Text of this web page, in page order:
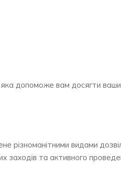
яка допоможе вам досягти
різноманітними видами
заходів та активного